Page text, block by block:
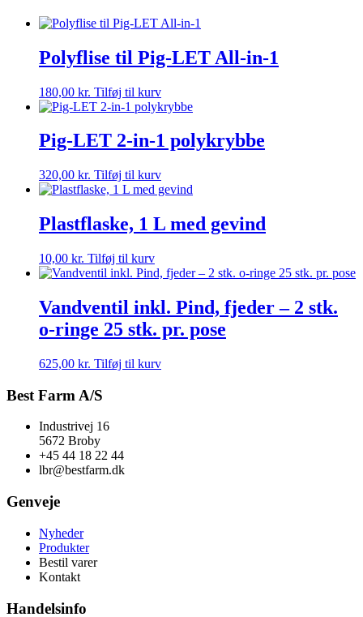
Polyflise til Pig-LET All-in-1
180,00 kr. Tilføj til kurv
Pig-LET 2-in-1 polykrybbe
320,00 kr. Tilføj til kurv
Plastflaske, 1 L med gevind
10,00 kr. Tilføj til kurv
Vandventil inkl. Pind, fjeder – 2 stk.
o-ringe 25 stk. pr. pose
625,00 kr. Tilføj til kurv
Best Farm A/S
Industrivej 16
5672 Broby
+45 44 18 22 44
lbr@bestfarm.dk
Genveje
Nyheder
Produkter
Bestil varer
Kontakt
Handelsinfo